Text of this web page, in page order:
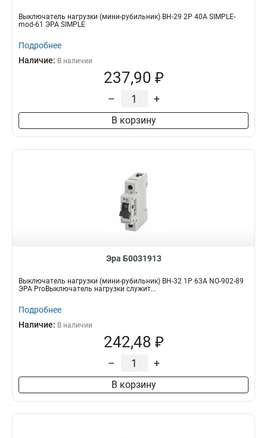
Выключатель нагрузки (мини-рубильник) ВН-29 2P 40А SIMPLE-
mod-61 ЭРА SIMPLE
Подробнее
Наличие: В наличии
237,90 ₽
– +
В корзину
Эра Б0031913
Выключатель нагрузки (мини-рубильник) ВН-32 1P 63A NO-902-89
ЭРА ProВыключатель нагрузки служит...
Подробнее
Наличие: В наличии
242,48 ₽
– +
В корзину